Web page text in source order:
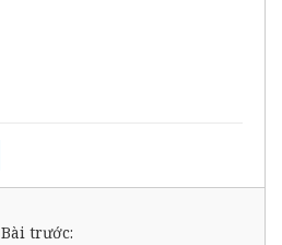
Bài trước: